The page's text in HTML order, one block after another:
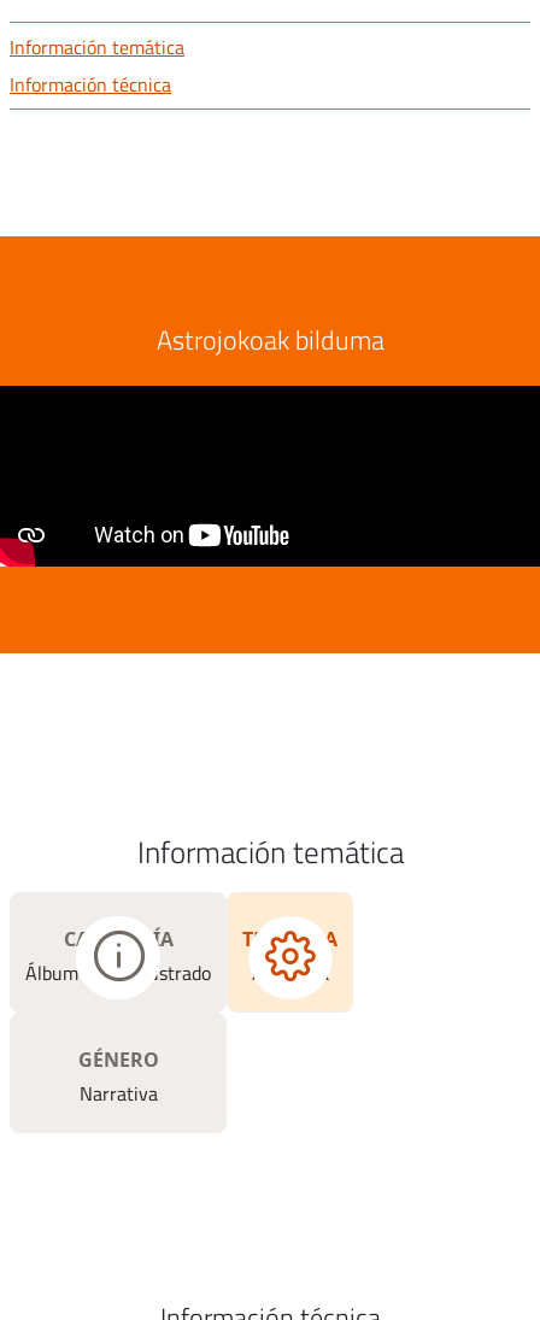
Información temática
Información técnica
Astrojokoak bilduma
Información temática
CATEGORÍA
Álbum y libro ilustrado
GÉNERO
Narrativa
TEMÁTICA
Aventura